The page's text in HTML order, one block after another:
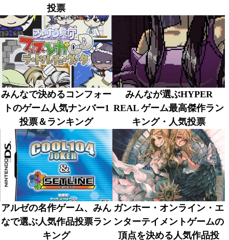
投票
みんなで決めるコンフォー
トのゲーム人気ナンバー1
投票＆ランキング
みんなが選ぶHYPER
REAL ゲーム最高傑作ラン
キング・人気投票
アルゼの名作ゲーム、みん
なで選ぶ人気作品投票ラン
キング
ガンホー・オンライン・エ
ンターテイメントゲームの
頂点を決める人気作品投